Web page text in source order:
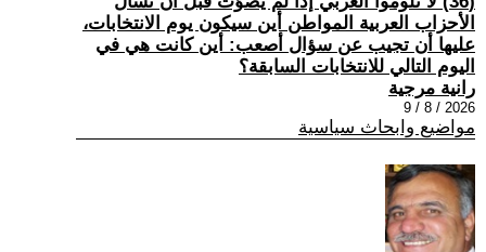
الأحزاب العربية المواطن أين سيكون يوم الانتخابات،
عليها أن تجيب عن سؤال أصعب: أين كانت هي في
اليوم التالي للانتخابات السابقة؟
رانية مرجية
2026 / 8 / 9
مواضيع وابحاث سياسية